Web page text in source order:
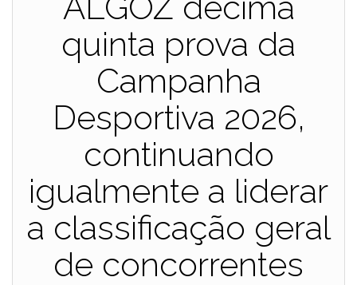
quinta prova da
Campanha
Desportiva 2026,
continuando
igualmente a liderar
a classificação geral
de concorrentes